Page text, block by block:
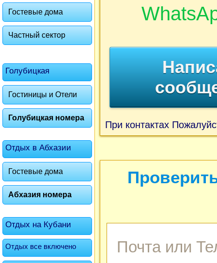
Гостевые дома
Частный сектор
Голубицкая
Гостиницы и Отели
Голубицкая номера
Отдых в Абхазии
Гостевые дома
Абхазия номера
Отдых на Кубани
Отдых все включено
При контактах